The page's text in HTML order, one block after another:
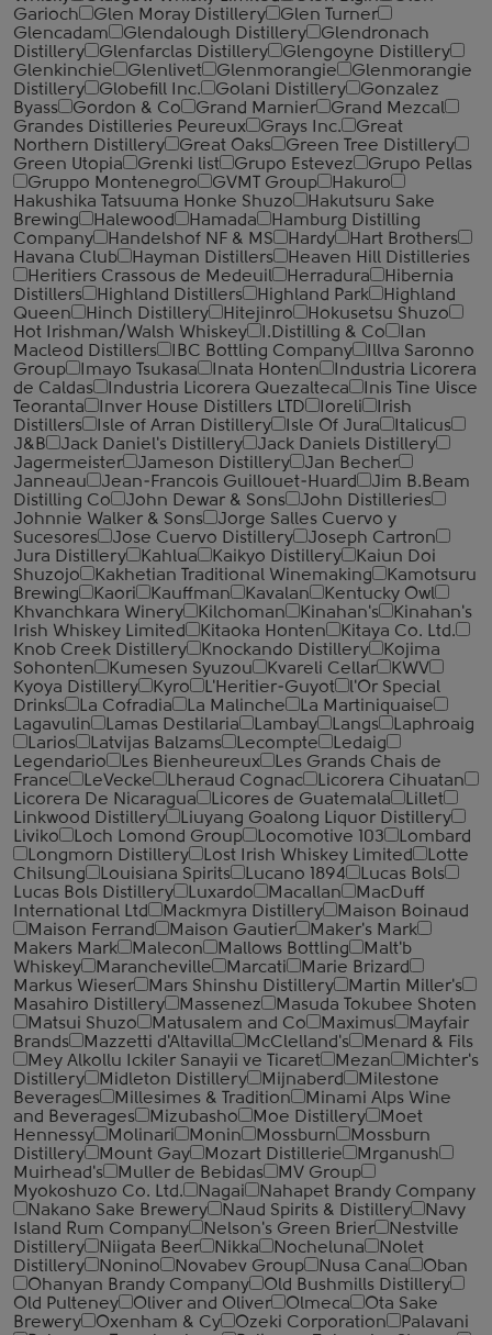
Garioch
Glen Moray Distillery
Glen Turner
Glencadam
Glendalough Distillery
Glendronach
Distillery
Glenfarclas Distillery
Glengoyne Distillery
Glenkinchie
Glenlivet Glenmorangie
Glenmorangie
Distillery
Globefill Inc. Golani Distillery
Gonzalez
Byass
Gordon & Co Grand Marnier
Grand Mezcal
Grandes Distilleries Peureux
Grays Inc.
Great
Northern Distillery
Great Oaks
Green Tree Distillery
Green Utopia
Grenki list Grupo Estevez
Grupo Pellas
Gruppo Montenegro
GVMT Group
Hakuro
Hakushika Tatsuuma Honke Shuzo
Hakutsuru Sake
Brewing
Halewood Hamada
Hamburg Distilling
Company
Handelshof NF & MS Hardy
Hart Brothers
Havana Club
Hayman Distillers
Heaven Hill Distilleries
Heritiers Crassous de Medeuil
Herradura
Hibernia
Distillers
Highland Distillers Highland Park
Highland
Queen
Hinch Distillery Hitejinro
Hokusetsu Shuzo
Hot Irishman/Walsh Whiskey
I.Distilling & Co
Ian
Macleod Distillers
IBC Bottling Company
Illva Saronno
Group
Imayo Tsukasa Inata Honten
Industria Licorera
de Caldas
Industria Licorera Quezalteca
Inis Tine Uisce
Teoranta
Inver House Distillers LTD Ioreli
Irish
Distillers
Isle of Arran Distillery Isle Of Jura
Italicus
J&B
Jack Daniel's Distillery
Jack Daniels Distillery
Jagermeister
Jameson Distillery
Jan Becher
Janneau
Jean-Francois Guillouet-Huard
Jim B.Beam
Distilling Co
John Dewar & Sons
John Distilleries
Johnnie Walker & Sons
Jorge Salles Cuervo y
Sucesores
Jose Cuervo Distillery
Joseph Cartron
Jura Distillery
Kahlua Kaikyo Distillery
Kaiun Doi
Shuzojo
Kakhetian Traditional Winemaking
Kamotsuru
Brewing
Kaori Kauffman Kavalan
Kentucky Owl
Khvanchkara Winery
Kilchoman Kinahan's
Kinahan's
Irish Whiskey Limited
Kitaoka Honten
Kitaya Co. Ltd.
Knob Creek Distillery
Knockando Distillery
Kojima
Sohonten
Kumesen Syuzou Kvareli Cellar
KWV
Kyoya Distillery
Kyro L'Heritier-Guyot
l'Or Special
Drinks
La Cofradia La Malinche
La Martiniquaise
Lagavulin
Lamas Destilaria Lambay Langs
Laphroaig
Larios
Latvijas Balzams Lecompte
Ledaig
Legendario
Les Bienheureux
Les Grands Chais de
France
LeVecke Lheraud Cognac
Licorera Cihuatan
Licorera De Nicaragua
Licores de Guatemala
Lillet
Linkwood Distillery
Liuyang Goalong Liquor Distillery
Liviko
Loch Lomond Group Locomotive 103
Lombard
Longmorn Distillery
Lost Irish Whiskey Limited
Lotte
Chilsung
Louisiana Spirits Lucano 1894
Lucas Bols
Lucas Bols Distillery
Luxardo Macallan
MacDuff
International Ltd
Mackmyra Distillery
Maison Boinaud
Maison Ferrand
Maison Gautier
Maker's Mark
Makers Mark
Malecon Mallows Bottling
Malt'b
Whiskey
Marancheville Marcati
Marie Brizard
Markus Wieser
Mars Shinshu Distillery
Martin Miller's
Masahiro Distillery
Massenez
Masuda Tokubee Shoten
Matsui Shuzo
Matusalem and Co Maximus
Mayfair
Brands
Mazzetti d'Altavilla McClelland's
Menard & Fils
Mey Alkollu Ickiler Sanayii ve Ticaret
Mezan
Michter's
Distillery
Midleton Distillery Mijnaberd
Milestone
Beverages
Millesimes & Tradition
Minami Alps Wine
and Beverages
Mizubasho Moe Distillery
Moet
Hennessy
Molinari Monin Mossburn
Mossburn
Distillery
Mount Gay Mozart Distillerie
Mrganush
Muirhead's
Muller de Bebidas
MV Group
Myokoshuzo Co. Ltd.
Nagai
Nahapet Brandy Company
Nakano Sake Brewery
Naud Spirits & Distillery
Navy
Island Rum Company
Nelson's Green Brier
Nestville
Distillery
Niigata Beer Nikka Nocheluna
Nolet
Distillery
Nonino Novabev Group Nusa Cana
Oban
Ohanyan Brandy Company
Old Bushmills Distillery
Old Pulteney
Oliver and Oliver Olmeca
Ota Sake
Brewery
Oxenham & Cy Ozeki Corporation
Palavani